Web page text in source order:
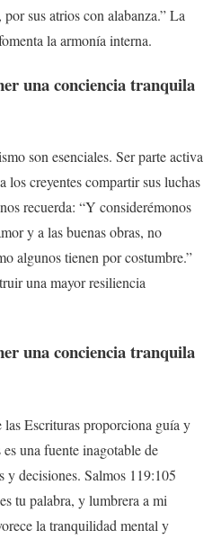
sus atrios con alabanza.” La
la armonía interna.
unaconciencia tranquila
son esenciales. Ser parte activa
los creyentes compartir sus luchas
recuerda: “Y considerémonos
y a las buenas obras, no
algunos tienen por costumbre.”
una mayor resiliencia
unaconciencia tranquila
Escrituras proporciona guía y
una fuente inagotable de
decisiones. Salmos 119:105
tu palabra, y lumbrera a mi
la tranquilidad mental y